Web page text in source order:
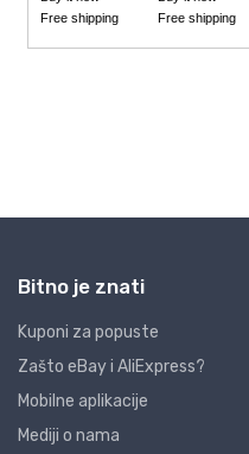
Bitno je znati
Kuponi za popuste
Zašto eBay i AliExpress?
Mobilne aplikacije
Mediji o nama